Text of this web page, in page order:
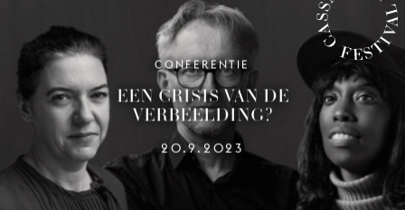
CASSANDRA FESTIVAL
CONFERENTIE
EEN CRISIS VAN DE
VERBEELDING?
20.9.2023